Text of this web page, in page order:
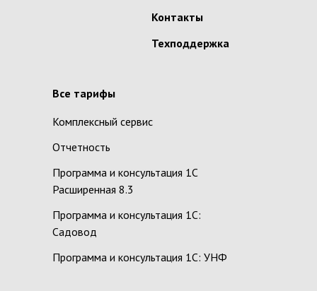
Все тарифы
Комплексный сервис
Отчетность
Программа и консультация 1С
Расширенная 8.3
Программа и консультация 1С:
Садовод
Программа и консультация 1С: УНФ
Контакты
Техподдержка